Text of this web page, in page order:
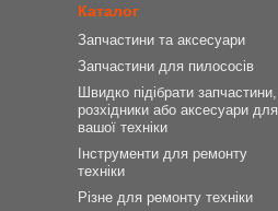
Каталог
Запчастини та аксесуари
Запчастини для пилососів
Швидко підібрати запчастини,
розхідники або аксесуари для
вашої техніки
Інструменти для ремонту
техніки
Різне для ремонту техніки